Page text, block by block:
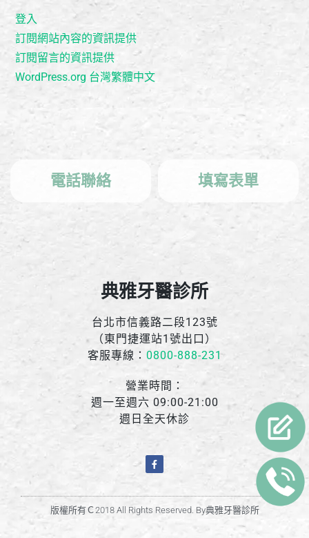
登入
訂閱網站內容的資訊提供
訂閱留言的資訊提供
WordPress.org 台灣繁體中文
電話聯絡 填寫表單
典雅牙醫診所
台北市信義路二段123號
（東門捷運站1號出口）
客服專線： 0800-888-231
營業時間：
週一至週六 09:00-21:00
週日全天休診
版權所有Ｃ2018 All Rights Reserved. By典雅牙醫診所